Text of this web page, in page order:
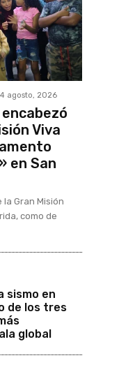
4 agosto, 2026
Viva
en San
Gran Misión
como de
sismo en
de los tres
global